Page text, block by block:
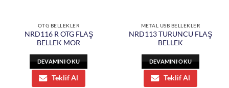
OTG BELLEKLER
NRD116 R OTG FLAŞ
BELLEK MOR
DEVAMINI OKU
Teklif Al
METAL USB BELLEKLER
NRD113 TURUNCU FLAŞ
BELLEK
DEVAMINI OKU
Teklif Al